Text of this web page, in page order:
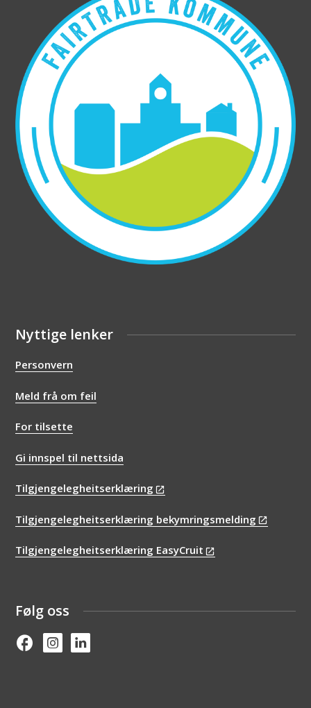
Nyttige lenker
Personvern
Meld frå om feil
For tilsette
Gi innspel til nettsida
Tilgjengelegheitserklæring
Tilgjengelegheitserklæring bekymringsmelding
Tilgjengelegheitserklæring EasyCruit
Følg oss
FacebookInstagramLinked in